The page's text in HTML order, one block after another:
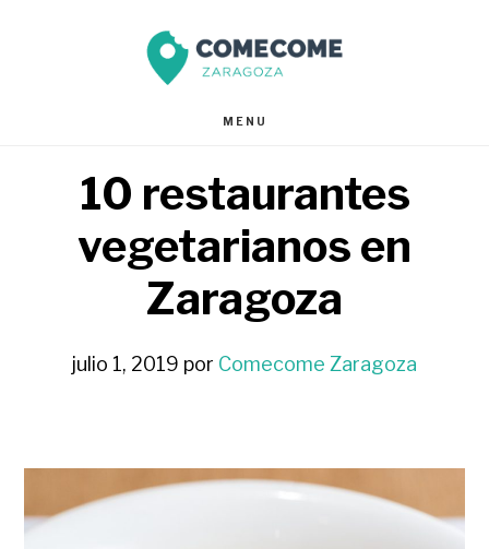
MENU
10 restaurantes
vegetarianos en
Zaragoza
julio 1, 2019 por Comecome Zaragoza